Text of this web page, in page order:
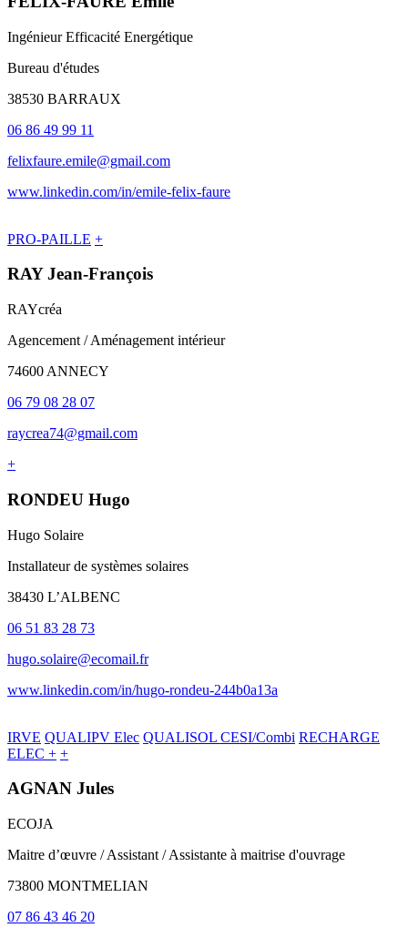
Ingénieur Efficacité Energétique
Bureau d'études
38530 BARRAUX
06 86 49 99 11
felixfaure.emile@gmail.com
www.linkedin.com/in/emile-felix-faure
PRO-PAILLE +
RAY Jean-François
RAYcréa
Agencement / Aménagement intérieur
74600 ANNECY
06 79 08 28 07
raycrea74@gmail.com
+
RONDEU Hugo
Hugo Solaire
Installateur de systèmes solaires
38430 L’ALBENC
06 51 83 28 73
hugo.solaire@ecomail.fr
www.linkedin.com/in/hugo-rondeu-244b0a13a
IRVE QUALIPV Elec QUALISOL CESI/Combi RECHARGE
ELEC + +
AGNAN Jules
ECOJA
Maitre d’œuvre / Assistant / Assistante à maitrise d'ouvrage
73800 MONTMELIAN
07 86 43 46 20